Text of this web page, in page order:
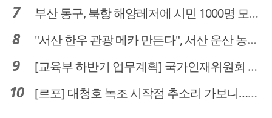
부산 동구, 북항 해양레저에 시민 1000명 모였다
"서산 한우 관광 메카 만든다", 서산 운산 농어촌관광휴양단지 조성 본격 시동
[교육부 하반기 업무계획] 국가인재위원회 신설… 거점국립대 3곳 성장엔진·AI 분야 패키지 지원
[르포] 대청호 녹조 시작점 추소리 가보니…걷어내도 짙은 초록빛